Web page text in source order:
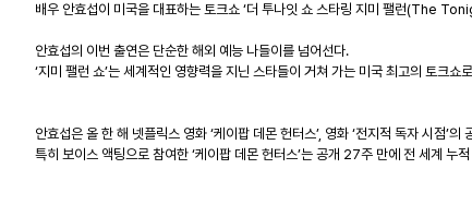
배우 안효섭이 미국을 대표하는 토크쇼 ‘더 투나잇 쇼 스타링 지미 팰런(The
안효섭의 이번 출연은 단순한 해외 예능 나들이를 넘어선다.
‘지미 팰런 쇼’는 세계적인 영향력을 지닌 스타들이 거쳐 가는 미국 최고의 토크쇼로
안효섭은 올 한 해 넷플릭스 영화 ‘케이팝 데몬 헌터스’, 영화 ‘전지적 독자 시점’의
특히 보이스 액팅으로 참여한 ‘케이팝 데몬 헌터스’는 공개 27주 만에 전 세계 누